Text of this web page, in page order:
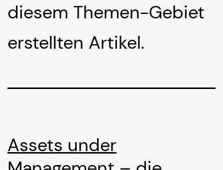
diesem Themen-Gebiet
erstellten Artikel.
Assets under